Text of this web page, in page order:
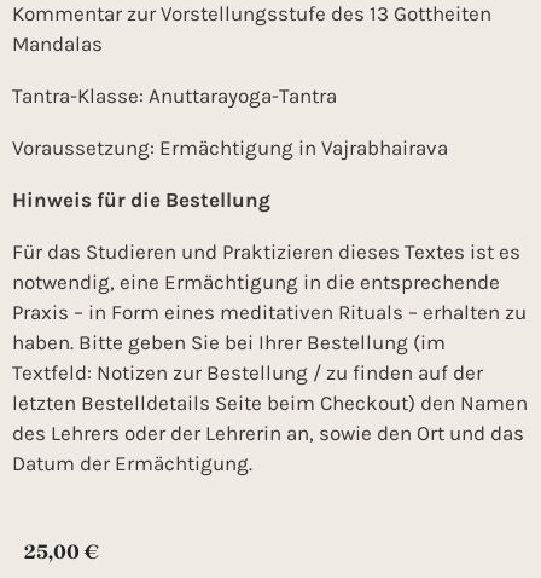
Kommentar zur Vorstellungsstufe des 13 Gottheiten
Mandalas
Tantra-Klasse: Anuttarayoga-Tantra
Voraussetzung: Ermächtigung in Vajrabhairava
Hinweis für die Bestellung
Für das Studieren und Praktizieren dieses Textes ist es
notwendig, eine Ermächtigung in die entsprechende
Praxis – in Form eines meditativen Rituals – erhalten zu
haben. Bitte geben Sie bei Ihrer Bestellung (im
Textfeld: Notizen zur Bestellung / zu finden auf der
letzten Bestelldetails Seite beim Checkout) den Namen
des Lehrers oder der Lehrerin an, sowie den Ort und das
Datum der Ermächtigung.
25,00 €